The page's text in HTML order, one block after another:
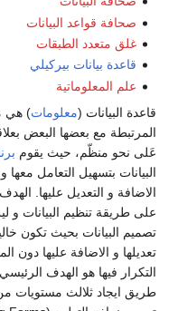
صحافة قواعد البيانات
غلق متعدد الطبقات
قاعدة بيانات بيركيلي
علم المعلوماتية
قاعدة البيانات (معلومات) هي
المرتبطة مع بعضها البعض
عَلى نحو منظّم، حيث يقوم
البيانات بتسهيل التعامل
الاضافة و التعديل عليها.
على طريقة تنظيم البيانات و
تصميم البيانات بحيث تكون
تعديلها و الاضافة عليها
التكرار فيها هو الهدف
طريق ايجاد ثلالث مستويات من